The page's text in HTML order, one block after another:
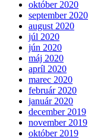
október 2020
september 2020
august 2020
júl 2020
jún 2020
máj 2020
apríl 2020
marec 2020
február 2020
január 2020
december 2019
november 2019
október 2019